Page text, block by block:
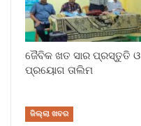
ଜୈବିକ ଖତ ସାର ପ୍ରସ୍ତୁତି ଓ
ପ୍ରୟୋଗ ତାଲିମ
ଜିଲ୍ଲା ଖବର